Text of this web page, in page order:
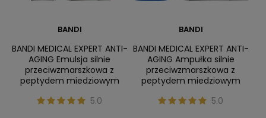
BANDI
BANDI MEDICAL EXPERT ANTI-
AGING Emulsja silnie
przeciwzmarszkowa z
peptydem miedziowym
5.0
BANDI
BANDI MEDICAL EXPERT ANTI-
AGING Ampułka silnie
przeciwzmarszkowa z
peptydem miedziowym
5.0